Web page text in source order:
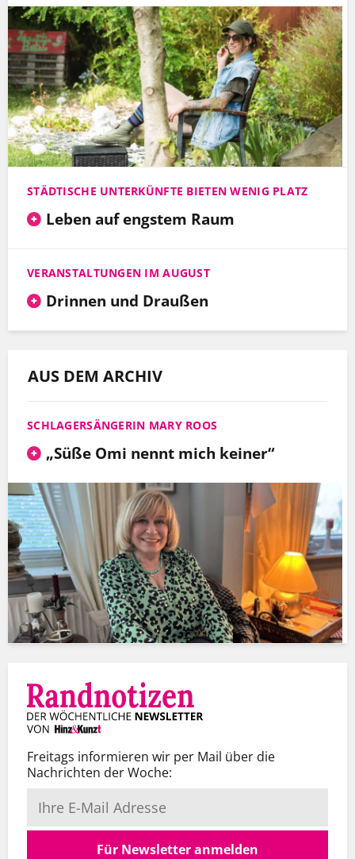
STÄDTISCHE UNTERKÜNFTE BIETEN WENIG PLATZ
Leben auf engstem Raum
VERANSTALTUNGEN IM AUGUST
Drinnen und Draußen
AUS DEM ARCHIV
SCHLAGERSÄNGERIN MARY ROOS
„Süße Omi nennt mich keiner“
Freitags informieren wir per Mail über die
Nachrichten der Woche:
Für Newsletter anmelden